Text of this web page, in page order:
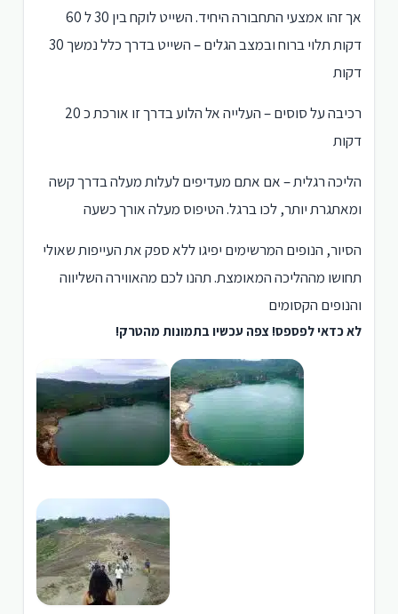
אך זהו אמצעי התחבורה היחיד. השייט לוקח בין 30 ל 60
דקות תלוי ברוח ובמצב הגלים – השייט בדרך כלל נמשך 30
דקות
רכיבה על סוסים – העלייה אל הלוע בדרך זו אורכת כ 20
דקות
הליכה רגלית – אם אתם מעדיפים לעלות מעלה בדרך קשה
ומאתגרת יותר, לכו ברגל. הטיפוס מעלה אורך כשעה
הסיור, הנופים המרשימים יפיגו ללא ספק את העייפות שאולי
תחושו מההליכה המאומצת. תהנו לכם מהאווירה השליווה
והנופים הקסומים
לא כדאי לפספס! צפה עכשיו בתמונות מהטרק!